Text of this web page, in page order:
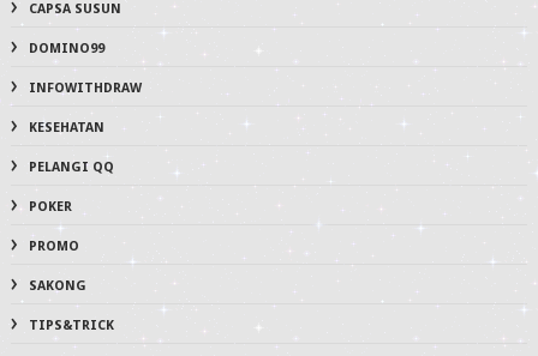
CAPSA SUSUN
DOMINO99
INFOWITHDRAW
KESEHATAN
PELANGI QQ
POKER
PROMO
SAKONG
TIPS&TRICK